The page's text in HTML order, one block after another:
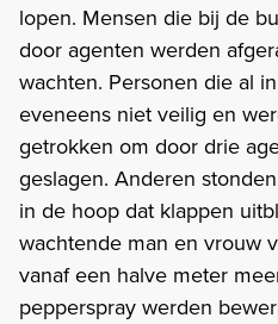
lopen. Mensen die bij de
door agenten werden
wachten. Personen die al
eveneens niet veilig en
getrokken om door drie
geslagen. Anderen
in de hoop dat klappen
wachtende man en vrouw
vanaf een halve meter
pepperspray werden